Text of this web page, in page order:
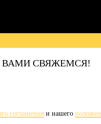
ВАМИ СВЯЖЕМСЯ!
соглашения и нашего